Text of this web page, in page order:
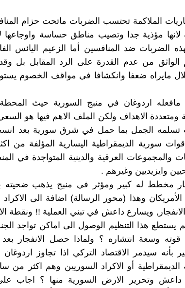
الملاكمة تحتسب الضربات ماتحت حزام
لانها مؤذية جدا وتصيب مناطق حساسة واوجاعها
الضربات ضد المنافسين أما الزعيم اليائس
الواثق من عدم القدرة على الرد المقابل بل
مايراه ضعفا وانكشافا في مواقف الخصوم
اردوغان في منبج السورية حيث
ومتعددة الاهداف ولكن الملف الاهم فيها هو
تسلمه الجمل بما حمل في شرق سورية بعد
سورية الديمقراطية اليسارية المؤلفة من
والمجموعات العرقية والدينية المتواجدة
وايزيديين وغيرهم .
مخطط له كبير ومؤثر في منبج يذهب ضحيته
الأمريكان وهذا (محور الرسالة) اضافة الى
ويسارع داعش في تبني العملية !! ونقطة
يستطع هذا التنظيم الوصول الى اماكن تواجد
قوته وسعة انتشاره ؟ ولماذا حصل الانفجار
بأنه سيدمر الاقتصاد التركي اذا تجاوز
الديمقراطية أو الاكراد السوريين وهم اكثر من
وتحرير الارض السورية منها ؟ اجاب